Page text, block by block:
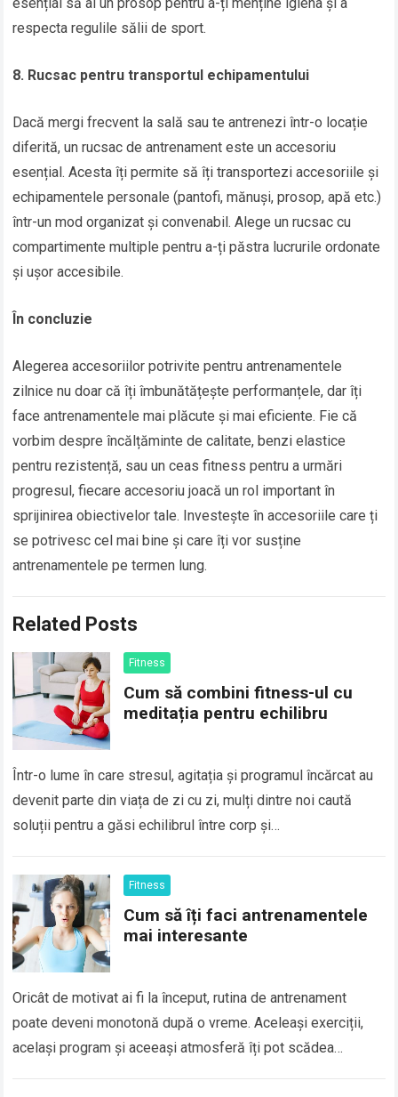
esențial să ai un prosop pentru a-ți menține igiena și a
respecta regulile sălii de sport.
8. Rucsac pentru transportul echipamentului
Dacă mergi frecvent la sală sau te antrenezi într-o locație
diferită, un rucsac de antrenament este un accesoriu
esențial. Acesta îți permite să îți transportezi accesoriile și
echipamentele personale (pantofi, mănuși, prosop, apă etc.)
într-un mod organizat și convenabil. Alege un rucsac cu
compartimente multiple pentru a-ți păstra lucrurile ordonate
și ușor accesibile.
În concluzie
Alegerea accesoriilor potrivite pentru antrenamentele
zilnice nu doar că îți îmbunătățește performanțele, dar îți
face antrenamentele mai plăcute și mai eficiente. Fie că
vorbim despre încălțăminte de calitate, benzi elastice
pentru rezistență, sau un ceas fitness pentru a urmări
progresul, fiecare accesoriu joacă un rol important în
sprijinirea obiectivelor tale. Investește în accesoriile care ți
se potrivesc cel mai bine și care îți vor susține
antrenamentele pe termen lung.
Related Posts
Fitness
Cum să combini fitness-ul cu
meditația pentru echilibru
Într-o lume în care stresul, agitația și programul încărcat au
devenit parte din viața de zi cu zi, mulți dintre noi caută
soluții pentru a găsi echilibrul între corp și…
Fitness
Cum să îți faci antrenamentele
mai interesante
Oricât de motivat ai fi la început, rutina de antrenament
poate deveni monotonă după o vreme. Aceleași exerciții,
același program și aceeași atmosferă îți pot scădea